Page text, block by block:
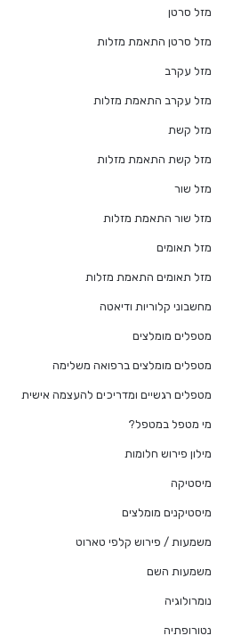
מזל סרטן
מזל סרטן התאמת מזלות
מזל עקרב
מזל עקרב התאמת מזלות
מזל קשת
מזל קשת התאמת מזלות
מזל שור
מזל שור התאמת מזלות
מזל תאומים
מזל תאומים התאמת מזלות
מחשבוני קלוריות ודיאטה
מטפלים מומלצים
מטפלים מומלצים ברפואה משלימה
מטפלים רגשיים ומדריכים להעצמה אישית
מי מטפל במטפל?
מילון פירוש חלומות
מיסטיקה
מיסטיקנים מומלצים
משמעות / פירוש קלפי טארוט
משמעות השם
נומרולוגיה
נטורופתיה